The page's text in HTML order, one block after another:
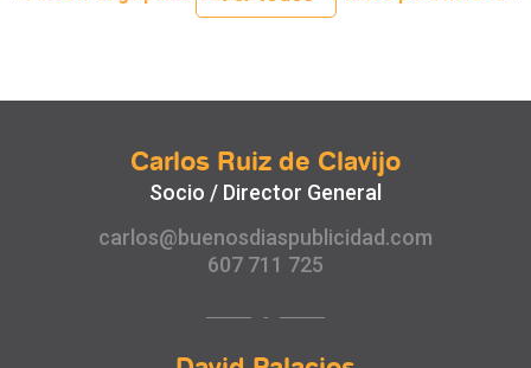
Carlos Ruiz de Clavijo
Socio / Director General
carlos@buenosdiaspublicidad.com
607 711 725